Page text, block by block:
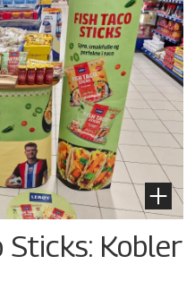
Sticks: Kobler